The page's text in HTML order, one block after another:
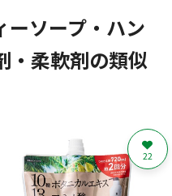
ーソープ・ハン
・柔軟剤の類似
22